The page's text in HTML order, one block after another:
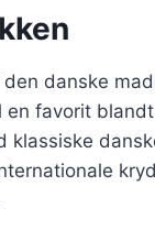
danske
favorit
klassiske